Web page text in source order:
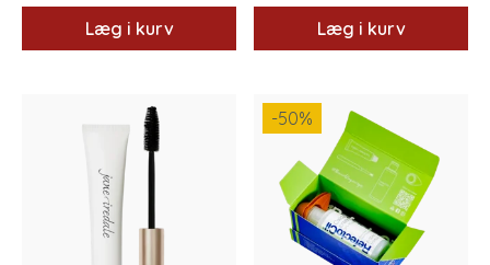
Læg i kurv Læg i kurv
-50%